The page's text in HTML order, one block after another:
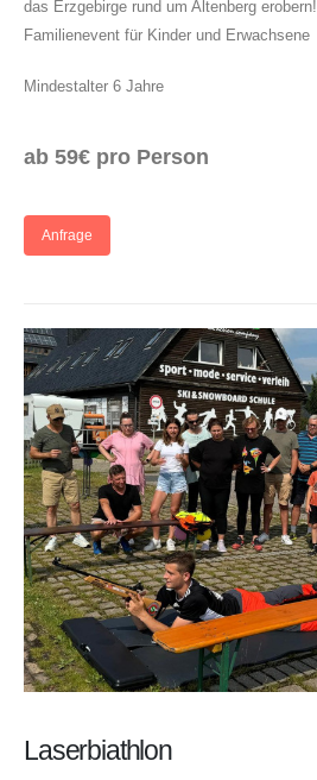
das Erzgebirge rund um Altenberg erobern!
Familienevent für Kinder und Erwachsene
Mindestalter 6 Jahre
ab 59€ pro Person
Anfrage
Laserbiathlon